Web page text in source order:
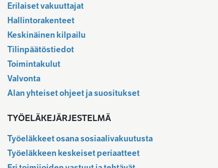
Erilaiset vakuuttajat
Hallintorakenteet
Keskinäinen kilpailu
Tilinpäätöstiedot
Toimintakulut
Valvonta
Alan yhteiset ohjeet ja suositukset
TYÖELÄKEJÄRJESTELMÄ
Työeläkkeet osana sosiaalivakuutusta
Työeläkkeen keskeiset periaatteet